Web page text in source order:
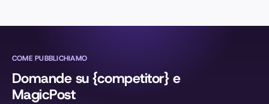
COME PUBBLICHIAMO
Domande su {competitor} e
MagicPost